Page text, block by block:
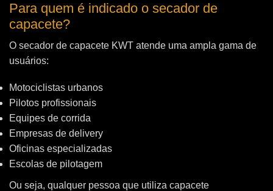
Para quem é indicado o secador de
capacete?
O secador de capacete KWT atende uma ampla gama de
usuários:
Motociclistas urbanos
Pilotos profissionais
Equipes de corrida
Empresas de delivery
Oficinas especializadas
Escolas de pilotagem
Ou seja, qualquer pessoa que utiliza capacete